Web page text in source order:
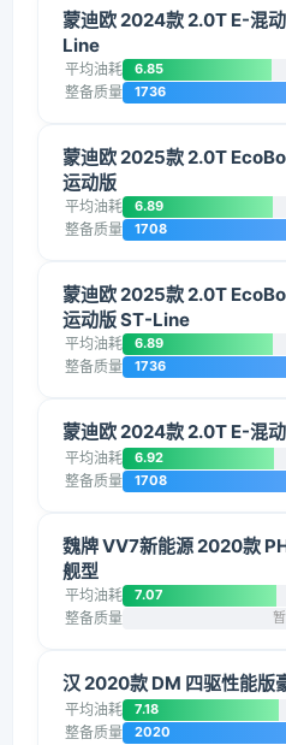
蒙迪欧 2024款 2.0T E-混
Line
平均油耗 6.85
整备质量 1736
蒙迪欧 2025款 2.0T
运动版
平均油耗 6.89
整备质量 1708
蒙迪欧 2025款 2.0T
运动版 ST-Line
平均油耗 6.89
整备质量 1736
蒙迪欧 2024款 2.0T E-混
平均油耗 6.92
整备质量 1708
魏牌 VV7新能源 2020款
舰型
平均油耗 7.07
整备质量
汉 2020款 DM 四驱性能版
平均油耗 7.18
整备质量 2020